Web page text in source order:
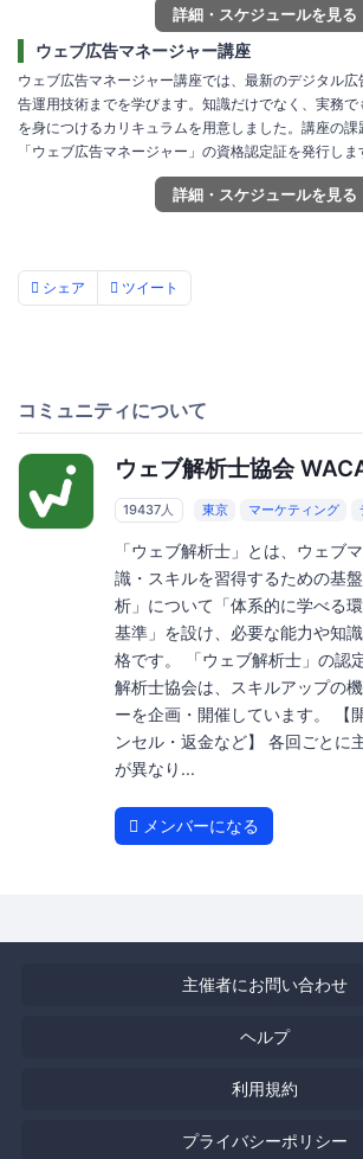
詳細・スケジュールを見る
ウェブ広告マネージャー講座
ウェブ広告マネージャー講座では、最新のデジタル
告運用技術までを学びます。知識だけでなく、実務
を身につけるカリキュラムを用意しました。講座の課
「ウェブ広告マネージャー」の資格認定証を発行しま
詳細・スケジュールを見る
シェア ツイート
コミュニティについて
ウェブ解析士協会
19437人 東京 マーケティング
「ウェブ解析士」とは、ウェブ
識・スキルを習得するための基
析」について「体系的に学べる
基準」を設け、必要な能力や知
格です。 「ウェブ解析士」の認
解析士協会は、スキルアップの
ーを企画・開催しています。 【
ンセル・返金など】 各回ごとに
が異なり...
メンバーになる
主催者にお問い合わせ
ヘルプ
利用規約
プライバシーポリシー